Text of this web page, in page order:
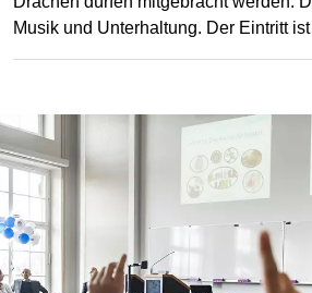
Musik und Unterhaltung. Der Eintritt